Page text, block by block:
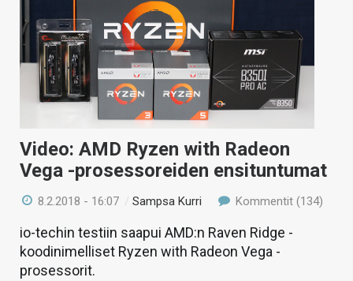
Video: AMD Ryzen with Radeon
Vega -prosessoreiden ensituntumat
8.2.2018 - 16:07 /Sampsa Kurri Kommentit (134)
io-techin testiin saapui AMD:n Raven Ridge -
koodinimelliset Ryzen with Radeon Vega -
prosessorit.